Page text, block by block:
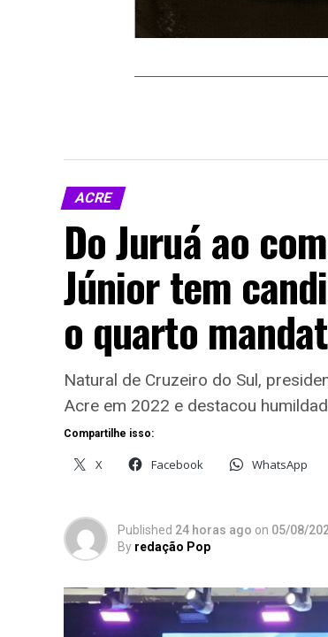
ACRE
Do Juruá ao
Júnior tem
o quarto
Natural de Cruzeiro do Sul,
Acre em 2022 e destacou
Compartilhe isso:
X Facebook WhatsApp
Published 24 horas ago on 05/08/
By redação Pop